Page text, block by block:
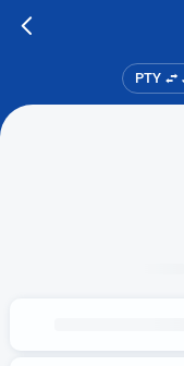
PTY